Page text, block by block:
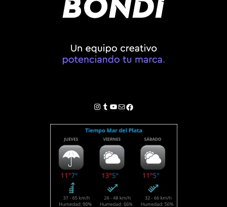
Instagram
Tumblr
YouTube
Correo electrónico
Facebook